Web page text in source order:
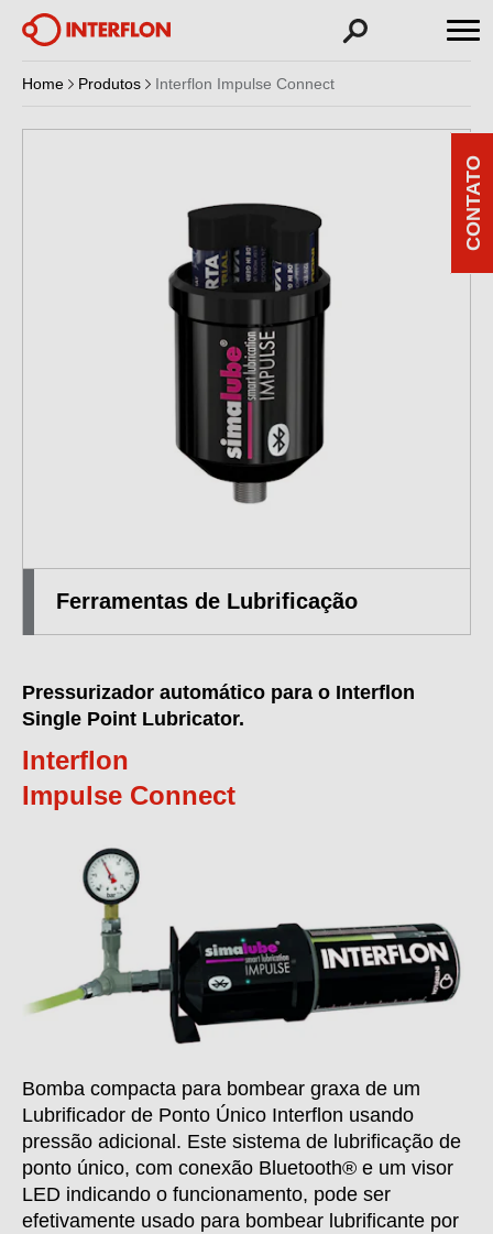
Home Produtos Interflon Impulse Connect
Ferramentas de Lubrificação
Pressurizador automático para o Interflon
Single Point Lubricator.
Interflon
Impulse Connect
Bomba compacta para bombear graxa de um
Lubrificador de Ponto Único Interflon usando
pressão adicional. Este sistema de lubrificação de
ponto único, com conexão Bluetooth® e um visor
LED indicando o funcionamento, pode ser
efetivamente usado para bombear lubrificante por
CONTATO